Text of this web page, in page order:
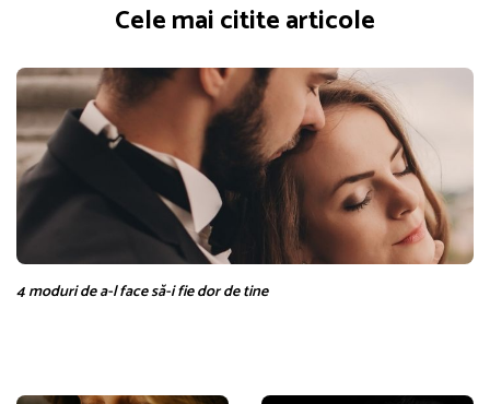
Cele mai citite articole
4 moduri de a-l face să-i fie dor de tine